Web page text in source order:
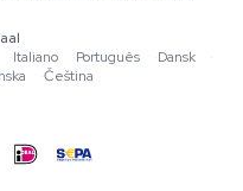
·Italiano ·Português ·Dansk
·
·Čeština